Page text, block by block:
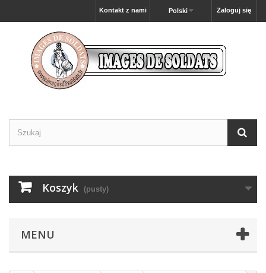
Zaloguj się
Polski
Kontakt z nami
Koszyk (pusty)
MENU